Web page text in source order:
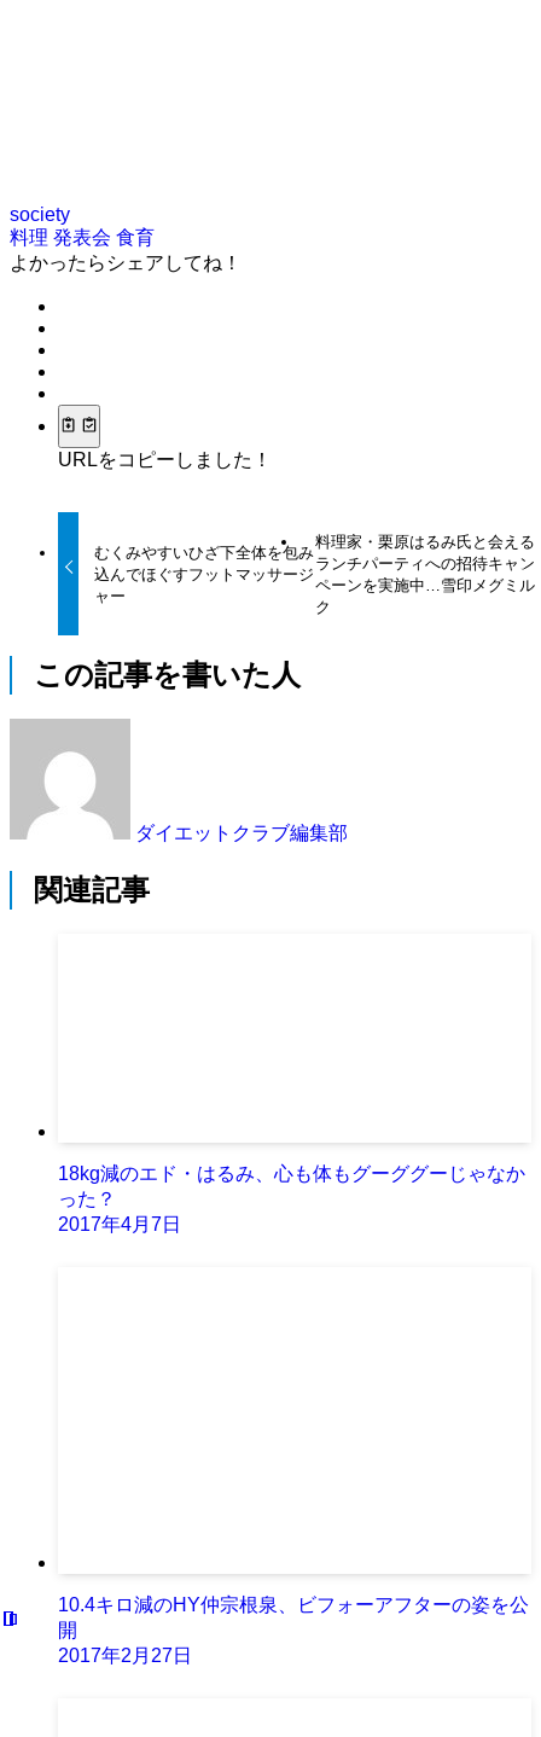
society
料理 発表会 食育
よかったらシェアしてね！
URLをコピーしました！
むくみやすいひざ下全体を包み
込んでほぐすフットマッサージ
ャー
料理家・栗原はるみ氏と会える
ランチパーティへの招待キャン
ペーンを実施中…雪印メグミル
ク
この記事を書いた人
ダイエットクラブ編集部
関連記事
18kg減のエド・はるみ、心も体もグーググーじゃなか
った？
2017年4月7日
10.4キロ減のHY仲宗根泉、ビフォーアフターの姿を公
開
2017年2月27日